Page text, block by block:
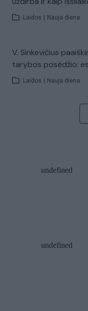
Laidos Nauja diena
V. Sinkevičius
tarybos posėdžio:
Laidos Nauja diena